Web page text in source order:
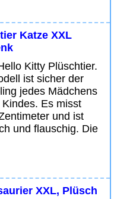
Katze XXL
Kitty Plüschtier.
ist sicher der
jedes Mädchens
Es misst
und ist
und flauschig. Die
XXL, Plüsch